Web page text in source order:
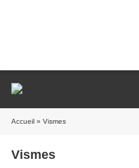
Accueil » Vismes
Vismes